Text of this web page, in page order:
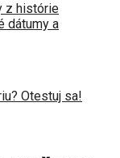
z histórie
dátumy a
Otestuj sa!